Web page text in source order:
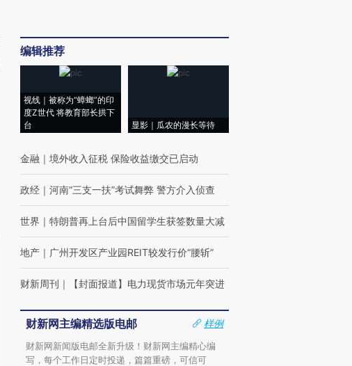
编辑推荐
视线｜被称为“蟑螂”的印
度Z世代 将教育部长拱下
台
显影｜瓜农的漫长等待
金融 ｜ 境外收入征税 保险收益缴交已启动
政经 ｜ 河南“三支一扶”考试舞弊 警方介入侦查
世界 ｜ 特朗普再上台后中国留学生获签数量大减
地产 ｜ 广州开发区产业园REIT较发行价“腰斩”
财新周刊 ｜ 【封面报道】电力现货市场元年突进
财新网主编精选版电邮
样例
财新网新闻版电邮全新升级！财新网主编精心编
写，每个工作日定时投递，篇篇重磅，可信可